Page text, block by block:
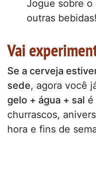
Jogue sobre o
outras bebidas!
Vai
Se a cerveja
sede, agora você
gelo + água + sal é
churrascos,
hora e fins de